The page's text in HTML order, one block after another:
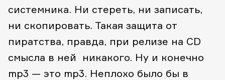
системника. Ни стереть, ни записать,
ни скопировать. Такая защита от
пиратства, правда, при релизе на CD
смысла в ней никакого. Ну и конечно
mp3 — это mp3. Неплохо было бы в